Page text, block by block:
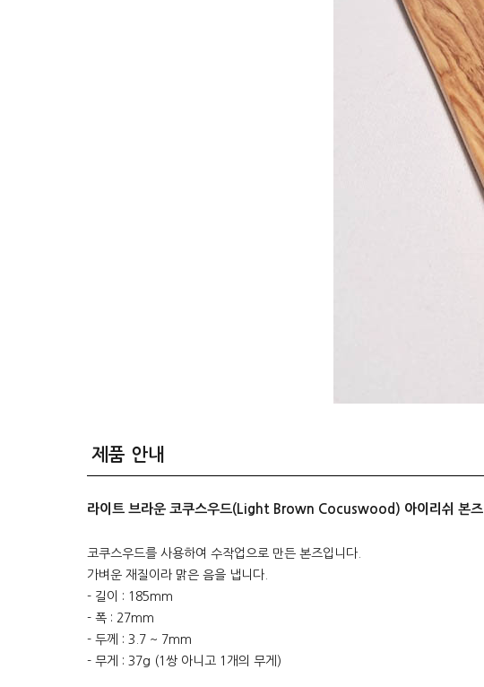
제품 안내
라이트 브라운 코쿠스우드(Light Brown Cocuswood) 아이리쉬 본즈
코쿠스우드를 사용하여 수작업으로 만든 본즈입니다.
가벼운 재질이라 맑은 음을 냅니다.
- 길이 : 185mm
- 폭 : 27mm
- 두께 : 3.7 ~ 7mm
- 무게 : 37g (1쌍 아니고 1개의 무게)